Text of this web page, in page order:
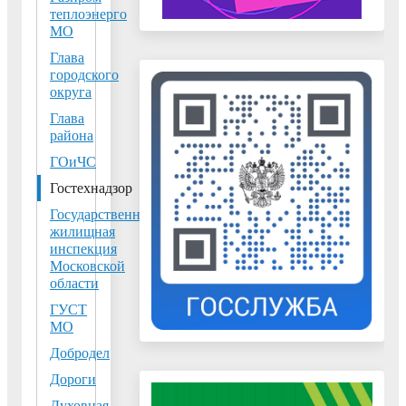
теплоэнерго
МО
Глава
городского
округа
Глава
района
ГОиЧС
Гостехнадзор
Государственная
жилищная
инспекция
Московской
области
ГУСТ
МО
Добродел
Дороги
содержании
городского округа
инспекторы
Госадмтехнадзора
информационную
вопросам,
касающимся правил
зимней уборки
На страже
порядка
27 августа 2020